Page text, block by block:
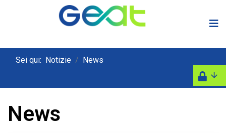
Sei qui: Notizie News
News